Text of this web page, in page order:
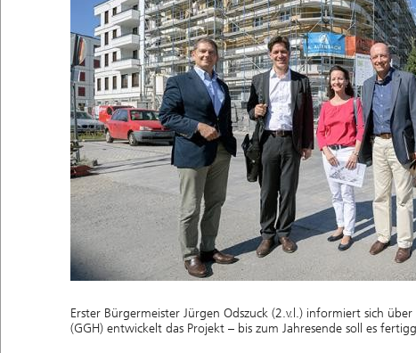
Erster Bürgermeister Jürgen Odszuck (2.v.l.) informiert sich
(GGH) entwickelt das Projekt – bis zum Jahresende soll es